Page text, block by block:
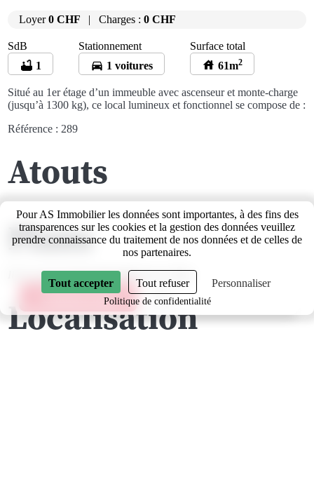
Loyer0 CHF | Charges :0 CHF
SdB
1
Stationnement
1 voitures
Surface total
61m2
Situé au 1er étage d’un immeuble avec ascenseur et monte-charge
(jusqu’à 1300 kg), ce local lumineux et fonctionnel se compose de :
Référence : 289
Atouts
Plans
Il n'y a pas de plan disponible sur ce bien.
Localisation
Contactez-nous Partager
Pour AS Immobilier les données sont importantes, à des fins des
transparences sur les cookies et la gestion des données veuillez
prendre connaissance du traitement de nos données et de celles de
nos partenaires.
Tout accepter Tout refuser Personnaliser
Politique de confidentialité